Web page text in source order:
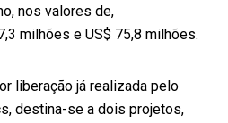
nos valores de,
milhões e US$ 75,8 milhões.
liberação já realizada pelo
destina-se a dois projetos,